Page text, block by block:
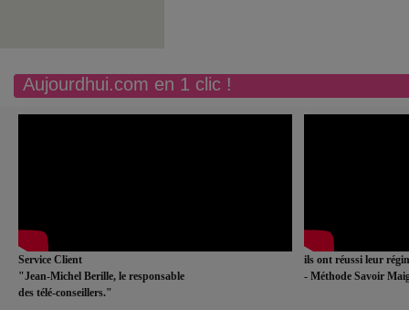
Aujourdhui.com en 1 clic !
Service Client
"Jean-Michel Berille, le responsable
des télé-conseillers."
ils ont réussi leur
- Méthode Savoir